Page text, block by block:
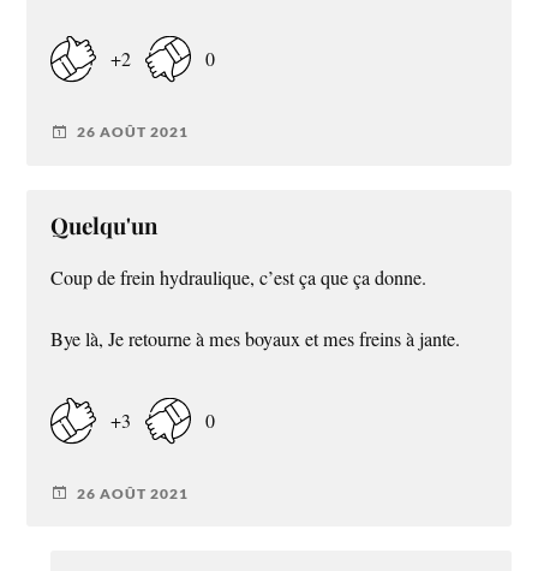
+2 0
26 AOÛT 2021
Quelqu'un
Coup de frein hydraulique, c’est ça que ça donne.
Bye là, Je retourne à mes boyaux et mes freins à jante.
+3 0
26 AOÛT 2021